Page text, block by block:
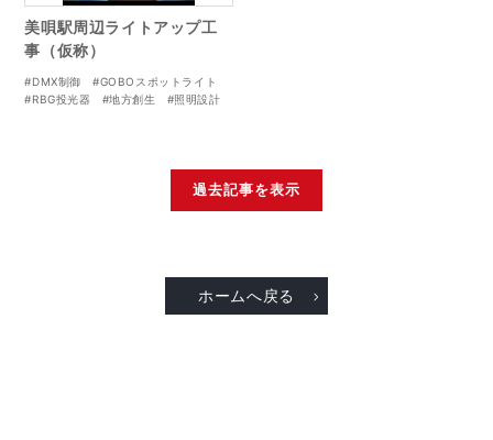
美唄駅周辺ライトアップ工
事（仮称）
#DMX制御
#GOBOスポットライト
#RBG投光器
#地方創生 #照明設計
過去記事を表示
ホームへ戻る